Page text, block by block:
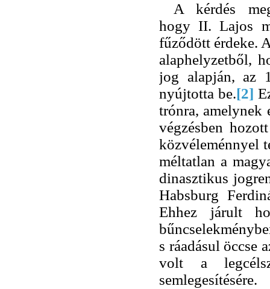
A kérdés
hogy II. Lajos
fűződött érdeke.
alaphelyzetből,
jog alapján, az
nyújtotta be.[2]
trónra, amelynek
végzésben
közvéleménnyel
méltatlan a
dinasztikus
Habsburg
Ehhez járult
s ráadásul öccse
volt a
semlegesítésére.